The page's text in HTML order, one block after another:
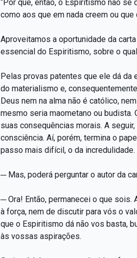
“Por que, então, o Espiritismo não
como aos que em nada creem ou que
Aproveitamos a oportunidade da
essencial do Espiritismo, sobre o
Pelas provas patentes que ele dá da
do materialismo e,
Deus nem na alma não é católico,
mesmo seria maometano ou budista.
suas consequências morais. A
consciência. Aí, porém, termina o
passo mais difícil, o da
─ Mas, poderá perguntar o autor da
─ Ora! Então, permanecei o que sois.
à força, nem de discutir para vós o
que o Espiritismo dá não vos basta,
às vossas aspirações.